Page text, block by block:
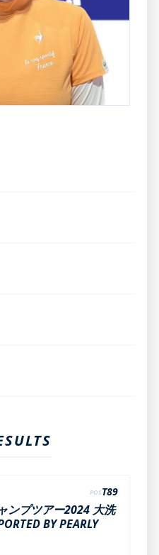
POST89
ンプツアー2024 大洗
BY PEARLY